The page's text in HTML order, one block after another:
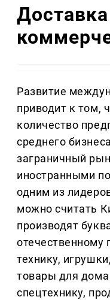
Развитие
приводит к том,
количество
среднего
заграничный
иностранными
одним из
можно считать
производят
отечественному
технику,
товары для дома
спецтехнику,